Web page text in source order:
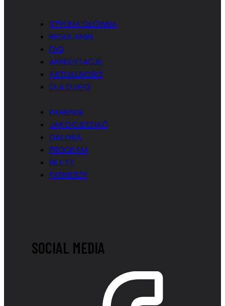
STRONA GŁÓWNA
REGULAMIN
FAQ
AKREDYTACJE
AKTUALNOŚCI
DLA DZIECI
PARKINGI
JAK DOJECHAĆ
GALERIA
PROGRAM
BILETY
PARNERZY
SOCIAL MEDIA